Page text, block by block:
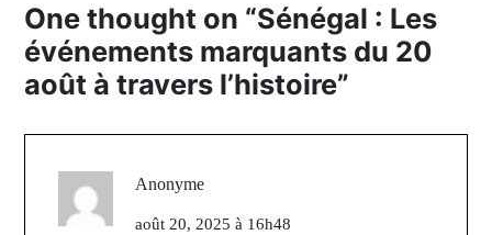
One thought on “Sénégal : Les
événements marquants du 20
août à travers l’histoire”
Anonyme
août 20, 2025 à 16h48